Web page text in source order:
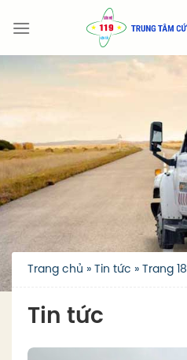
Trang chủ » Tin tức » Trang 18
Tin tức